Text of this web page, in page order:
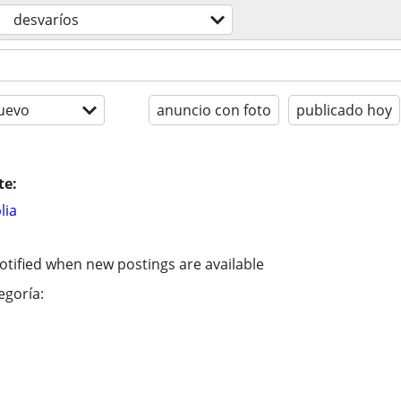
desvaríos
anuncio con foto publicado hoy
when new postings are available